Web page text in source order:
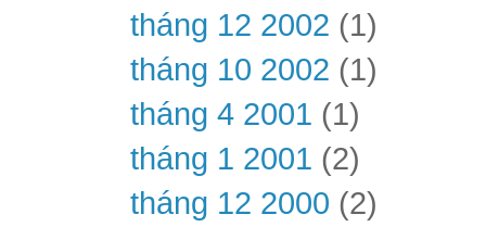
tháng 12 2002 (1)
tháng 10 2002 (1)
tháng 4 2001 (1)
tháng 1 2001 (2)
tháng 12 2000 (2)